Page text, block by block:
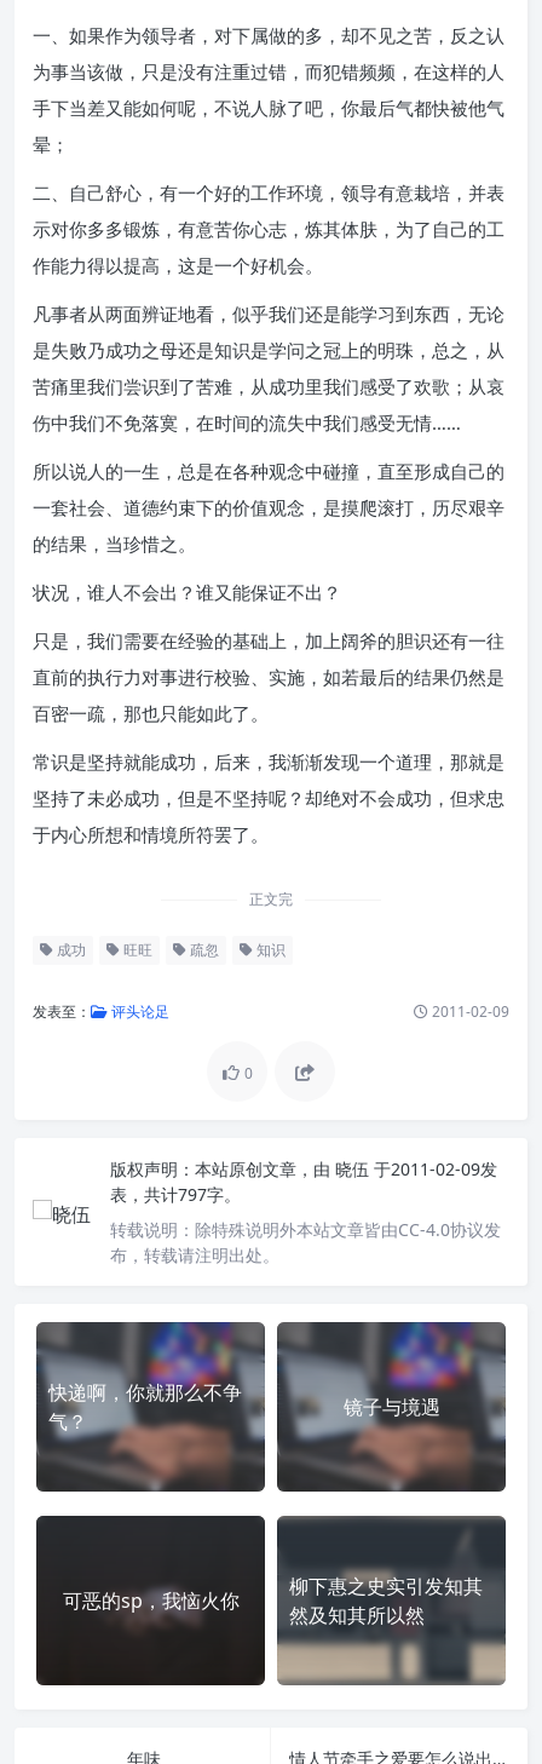
一、如果作为领导者，对下属做的多，却不见之苦，反之认
为事当该做，只是没有注重过错，而犯错频频，在这样的人
手下当差又能如何呢，不说人脉了吧，你最后气都快被他气
晕；
二、自己舒心，有一个好的工作环境，领导有意栽培，并表
示对你多多锻炼，有意苦你心志，炼其体肤，为了自己的工
作能力得以提高，这是一个好机会。
凡事者从两面辨证地看，似乎我们还是能学习到东西，无论
是失败乃成功之母还是知识是学问之冠上的明珠，总之，从
苦痛里我们尝识到了苦难，从成功里我们感受了欢歌；从哀
伤中我们不免落寞，在时间的流失中我们感受无情……
所以说人的一生，总是在各种观念中碰撞，直至形成自己的
一套社会、道德约束下的价值观念，是摸爬滚打，历尽艰辛
的结果，当珍惜之。
状况，谁人不会出？谁又能保证不出？
只是，我们需要在经验的基础上，加上阔斧的胆识还有一往
直前的执行力对事进行校验、实施，如若最后的结果仍然是
百密一疏，那也只能如此了。
常识是坚持就能成功，后来，我渐渐发现一个道理，那就是
坚持了未必成功，但是不坚持呢？却绝对不会成功，但求忠
于内心所想和情境所符罢了。
正文完
成功 旺旺 疏忽 知识
发表至： 评头论足 2011-02-09
0
版权声明： 本站原创文章，由 晓伍 于2011-02-09发
表，共计797字。
转载说明： 除特殊说明外本站文章皆由CC-4.0协议发
布，转载请注明出处。
快递啊，你就那么不争
气？
镜子与境遇
可恶的sp，我恼火你
柳下惠之史实引发知其
然及知其所以然
年味 情人节牵手之爱要怎么说出口？